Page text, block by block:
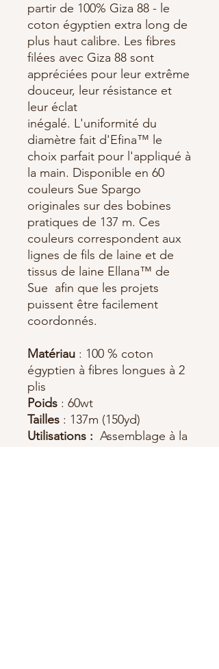
partir de 100% Giza 88 - le
coton égyptien extra long de
plus haut calibre. Les fibres
filées avec Giza 88 sont
appréciées pour leur extrême
douceur, leur résistance et
leur éclat
inégalé. L'uniformité du
diamètre fait d'Efina™ le
choix parfait pour l'appliqué à
la main. Disponible en 60
couleurs Sue Spargo
originales sur des bobines
pratiques de 137 m. Ces
couleurs correspondent aux
lignes de fils de laine et de
tissus de laine Ellana™ de
Sue afin que les projets
puissent être facilement
coordonnés.
Matériau : 100 % coton
égyptien à fibres longues à 2
plis
Poids : 60wt
Tailles : 137m (150yd)
Utilisations : Assemblage à la